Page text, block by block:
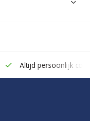
Altijd persoonlijk